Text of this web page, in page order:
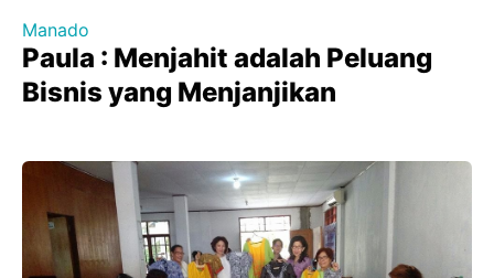
Manado
Paula : Menjahit adalah Peluang
Bisnis yang Menjanjikan